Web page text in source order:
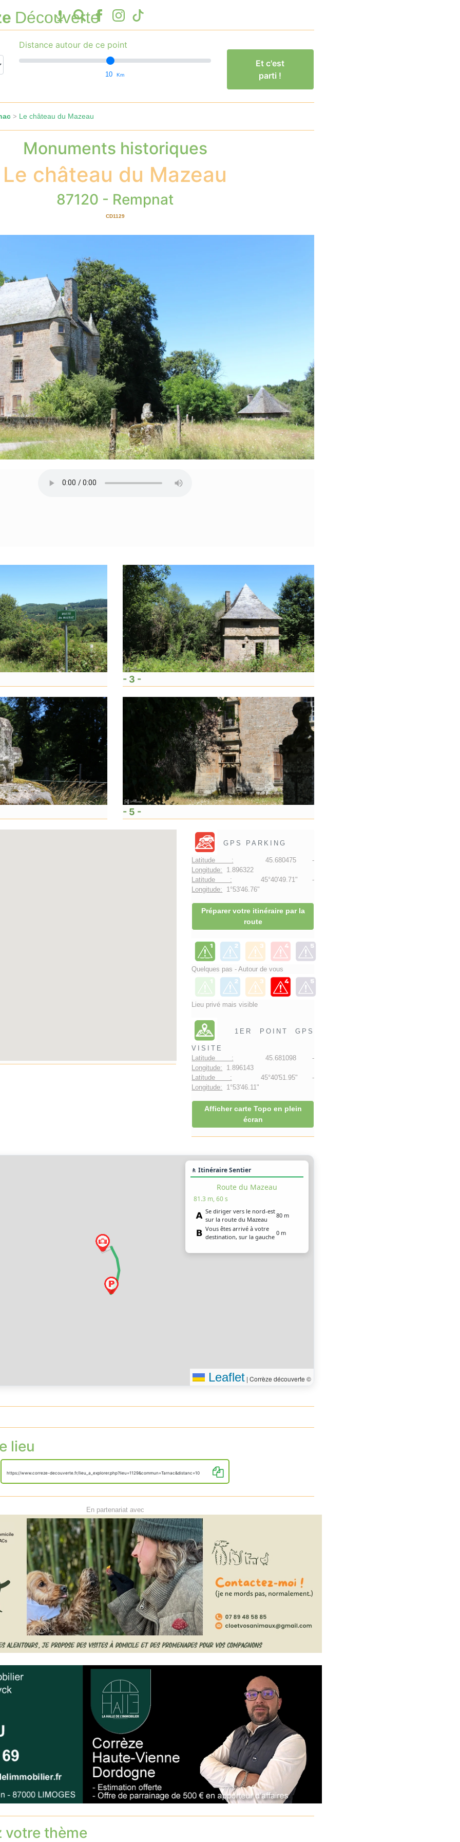
Découverte
Distance autour de ce point
10 Km
Et c'est
parti !
> Le château du Mazeau
Monuments historiques
Le château du Mazeau
87120 - Rempnat
CD1129
- 3 -
- 5 -
GPS PARKING
Latitude : 45.680475 -
Longitude: 1.896322
Latitude : 45°40'49.71" -
Longitude: 1°53'46.76"
Préparer votre itinéraire par la
route
Quelques pas - Autour de vous
Lieu privé mais visible
1ER POINT GPS
VISITE
Latitude : 45.681098 -
Longitude: 1.896143
Latitude : 45°40'51.95" -
Longitude: 1°53'46.11"
Afficher carte Topo en plein
écran
🚶 Itinéraire Sentier
Route du Mazeau
81.3 m, 60 s
Se diriger vers le nord-est
sur la route du Mazeau
80 m
Vous êtes arrivé à votre
destination, sur la gauche
0 m
Leaflet | Corrèze découverte ©
lieu
https://www.correze-decouverte.fr/lieu_a_explorer.php?lieu=1129&commun=Tarnac&distanc=10
En partenariat avec
votre thème